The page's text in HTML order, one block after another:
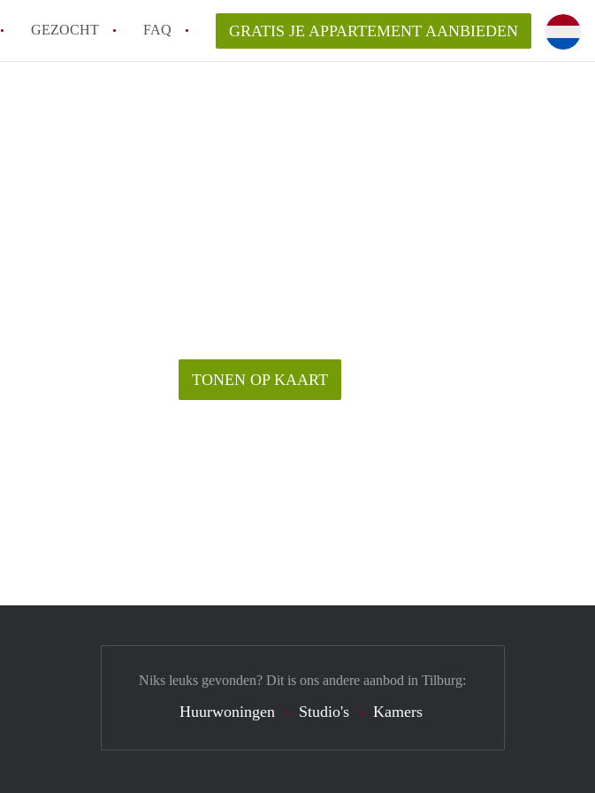
GEZOCHT FAQ GRATIS JE APPARTEMENT AANBIEDEN
TONEN OP KAART
Niks leuks gevonden? Dit is ons andere aanbod in Tilburg:
Huurwoningen Studio's Kamers